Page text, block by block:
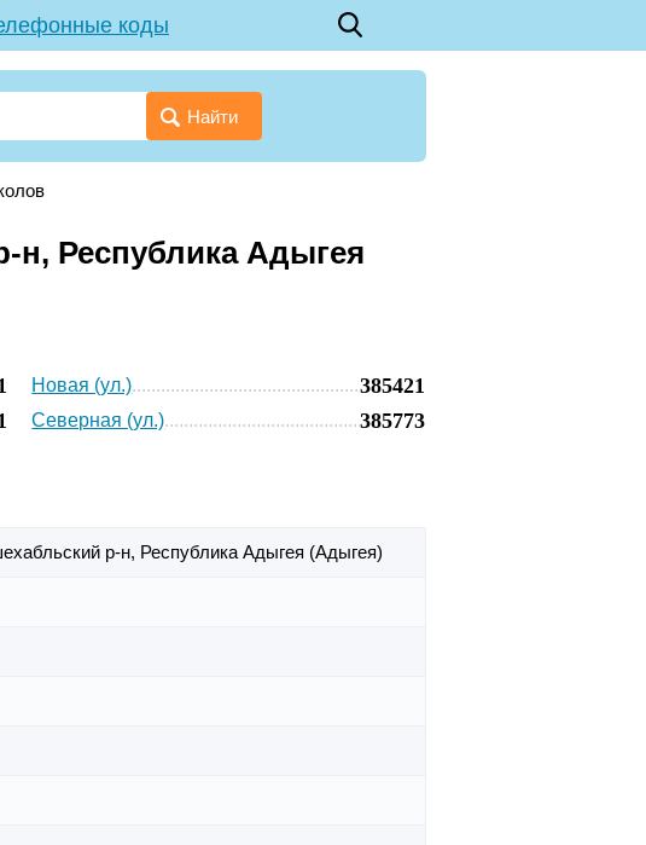
коды
Найти
н, Республика Адыгея
Новая (ул.) 385421
Северная (ул.) 385773
р-н, Республика Адыгея (Адыгея)